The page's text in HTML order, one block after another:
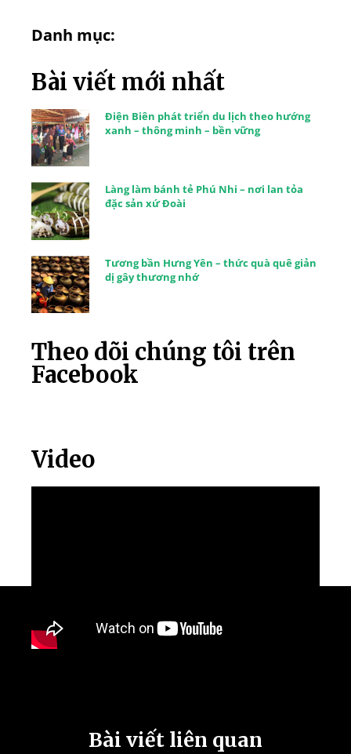
Danh mục:
Bài viết mới nhất
Điện Biên phát triển du lịch theo hướng
xanh – thông minh – bền vững
Làng làm bánh tẻ Phú Nhi – nơi lan tỏa
đặc sản xứ Đoài
Tương bần Hưng Yên – thức quà quê giản
dị gây thương nhớ
Theo dõi chúng tôi trên
Facebook
Video
Bài viết liên quan